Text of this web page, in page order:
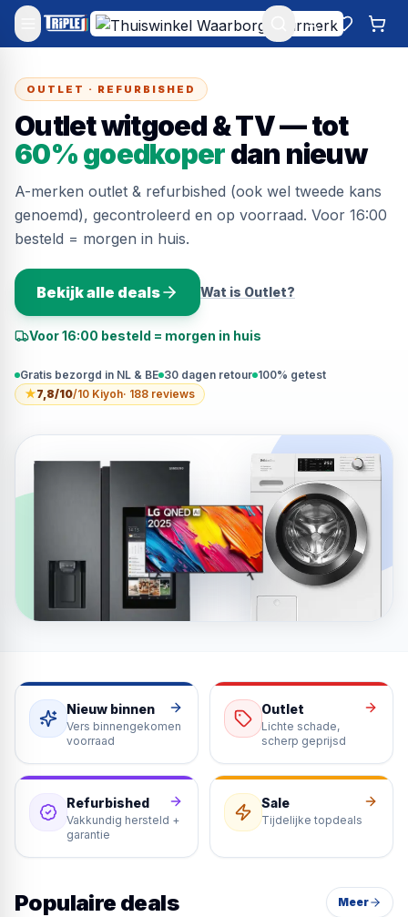
Mijn account
OUTLET · REFURBISHED
Outlet witgoed & TV — tot
60% goedkoperdan nieuw
A-merken outlet & refurbished (ook wel tweede kans
genoemd), gecontroleerd en op voorraad. Voor 16:00
besteld = morgen in huis.
Bekijk alle deals Wat is Outlet?
Voor 16:00 besteld = morgen in huis
Gratis bezorgd in NL & BE 30 dagen retour 100% getest
★7,8/10/10 Kiyoh· 188 reviews
Snel naar de juiste rubriek
Nieuw binnen
Vers binnengekomen
voorraad
Outlet
Lichte schade,
scherp geprijsd
Refurbished
Vakkundig hersteld +
garantie
Sale
Tijdelijke topdeals
Populaire deals Meer